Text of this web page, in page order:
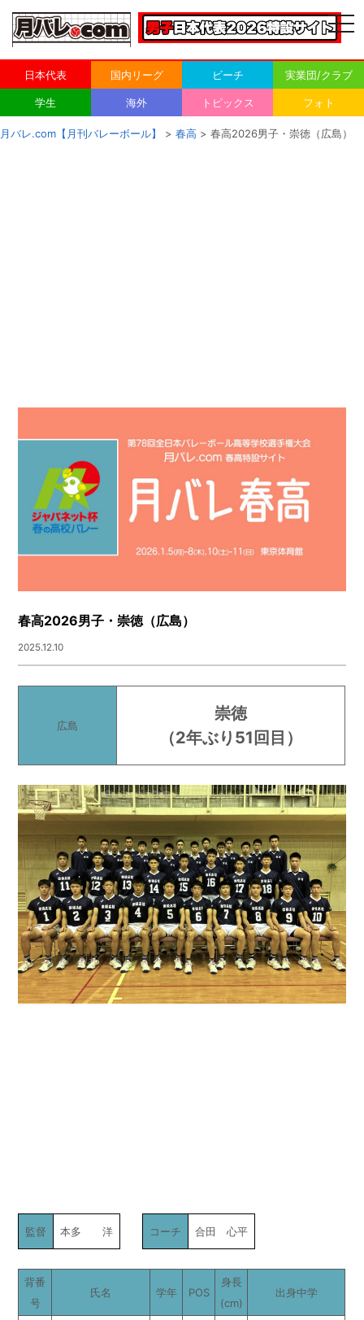
日本代表 国内リーグ ビーチ 実業団/クラブ
学生 海外 トピックス フォト
月バレ.com【月刊バレーボール】 > 春高 > 春高2026男子・崇徳（広島）
春高2026男子・崇徳（広島）
2025.12.10
広島
崇徳
（2年ぶり51回目）
監督 本多 洋 コーチ 合田 心平
背番
号
氏名 学年 POS
身長
(cm)
出身中学